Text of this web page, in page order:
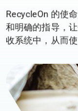
RecycleOn 的使
和明确的指导，
收系统中，从而